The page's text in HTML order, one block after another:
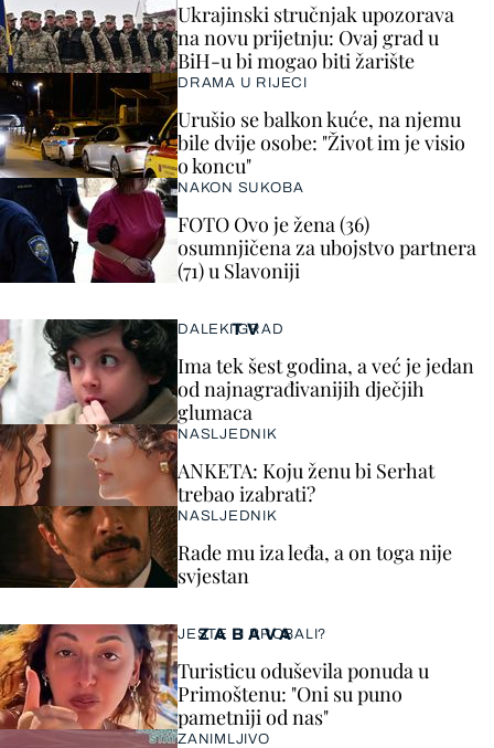
Ukrajinski stručnjak upozorava
na novu prijetnju: Ovaj grad u
BiH-u bi mogao biti žarište
DRAMA U RIJECI
Urušio se balkon kuće, na njemu
bile dvije osobe: "Život im je visio
o koncu"
NAKON SUKOBA
FOTO Ovo je žena (36)
osumnjičena za ubojstvo partnera
(71) u Slavoniji
ZABAVA
JESTE LI PROBALI?
Turisticu oduševila ponuda u
Primoštenu: "Oni su puno
pametniji od nas"
ZANIMLJIVO
TV
DALEKI GRAD
Ima tek šest godina, a već je jedan
od najnagrađivanijih dječjih
glumaca
NASLJEDNIK
ANKETA: Koju ženu bi Serhat
trebao izabrati?
NASLJEDNIK
Rade mu iza leđa, a on toga nije
svjestan